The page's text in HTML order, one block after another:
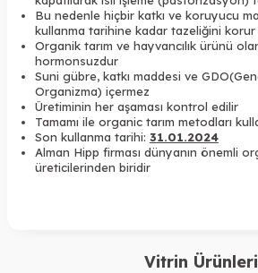
Bu nedenle hiçbir katkı ve koruyucu
kullanma tarihine kadar tazeliğini korur
Organik tarım ve hayvancılık ürünü
hormonsuzdur
Suni gübre, katkı maddesi ve
Organizma) içermez
Üretiminin her aşaması kontrol edilir
Tamamı ile organic tarım metodları
Son kullanma tarihi: 31.01.2024
Alman Hipp firması dünyanın önemli
üreticilerinden biridir
Vitrin Ürünleri